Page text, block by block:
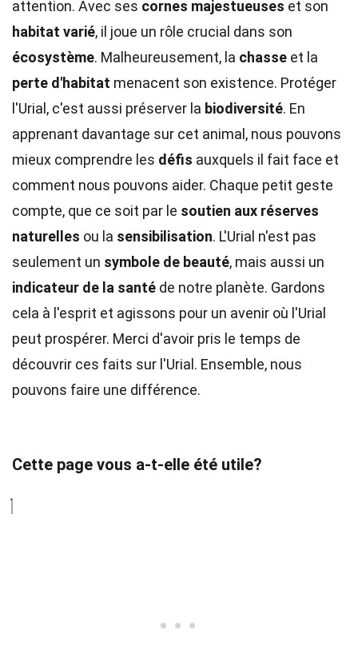
attention. Avec ses cornes majestueuses et son
habitat varié, il joue un rôle crucial dans son
écosystème. Malheureusement, la chasse et la
perte d'habitat menacent son existence. Protéger
l'Urial, c'est aussi préserver la biodiversité. En
apprenant davantage sur cet animal, nous pouvons
mieux comprendre les défis auxquels il fait face et
comment nous pouvons aider. Chaque petit geste
compte, que ce soit par le soutien aux réserves
naturelles ou la sensibilisation. L'Urial n'est pas
seulement un symbole de beauté, mais aussi un
indicateur de la santé de notre planète. Gardons
cela à l'esprit et agissons pour un avenir où l'Urial
peut prospérer. Merci d'avoir pris le temps de
découvrir ces faits sur l'Urial. Ensemble, nous
pouvons faire une différence.
Cette page vous a-t-elle été utile?